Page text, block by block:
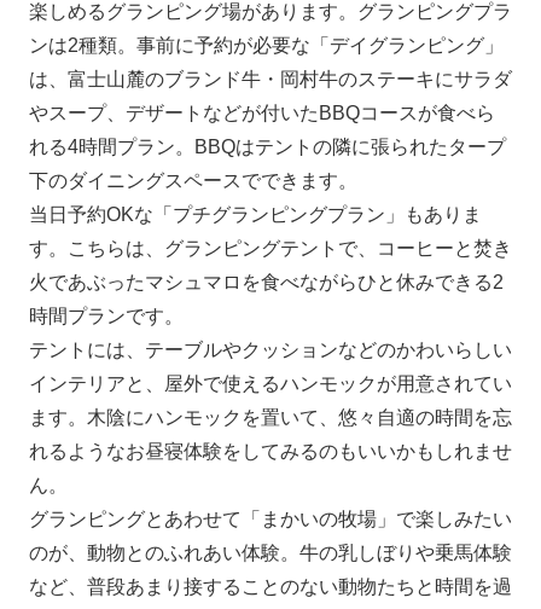
楽しめるグランピング場があります。グランピングプラ
ンは2種類。事前に予約が必要な「デイグランピング」
は、富士山麓のブランド牛・岡村牛のステーキにサラダ
やスープ、デザートなどが付いたBBQコースが食べら
れる4時間プラン。BBQはテントの隣に張られたタープ
下のダイニングスペースでできます。
当日予約OKな「プチグランピングプラン」もありま
す。こちらは、グランピングテントで、コーヒーと焚き
火であぶったマシュマロを食べながらひと休みできる2
時間プランです。
テントには、テーブルやクッションなどのかわいらしい
インテリアと、屋外で使えるハンモックが用意されてい
ます。木陰にハンモックを置いて、悠々自適の時間を忘
れるようなお昼寝体験をしてみるのもいいかもしれませ
ん。
グランピングとあわせて「まかいの牧場」で楽しみたい
のが、動物とのふれあい体験。牛の乳しぼりや乗馬体験
など、普段あまり接することのない動物たちと時間を過